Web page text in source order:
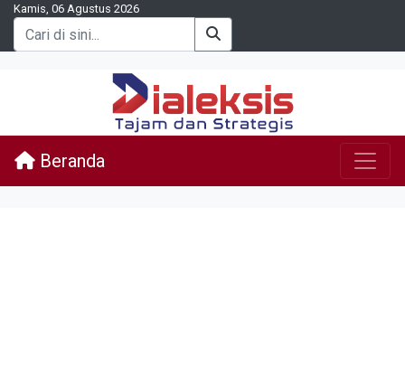
Kamis, 06 Agustus 2026
Beranda